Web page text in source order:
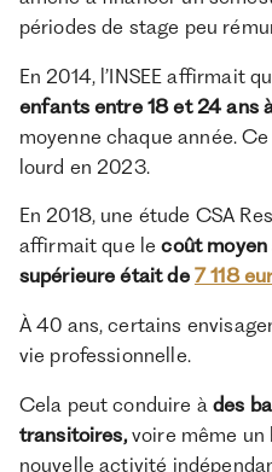
périodes de stage peu
En 2014, l’INSEE affirmait
enfants entre 18 et 24 ans
moyenne chaque année.
lourd en 2023.
En 2018, une étude CSA
affirmait que lecoût moyen
supérieure était de 7 118
À 40 ans, certains
vie professionnelle.
Cela peut conduire à des
transitoires,voire même un
nouvelle activité